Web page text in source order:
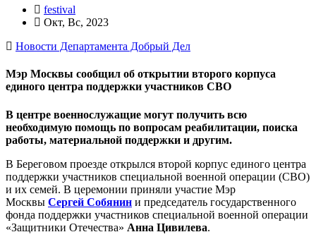
festival
Окт, Вс, 2023
Новости Департамента Добрый Дел
Мэр Москвы сообщил об открытии второго корпуса
единого центра поддержки участников СВО
В центре военнослужащие могут получить всю
необходимую помощь по вопросам реабилитации, поиска
работы, материальной поддержки и другим.
В Береговом проезде открылся второй корпус единого центра
поддержки участников специальной военной операции (СВО)
и их семей. В церемонии приняли участие Мэр
Москвы Сергей Собянин и председатель государственного
фонда поддержки участников специальной военной операции
«Защитники Отечества» Анна Цивилева.